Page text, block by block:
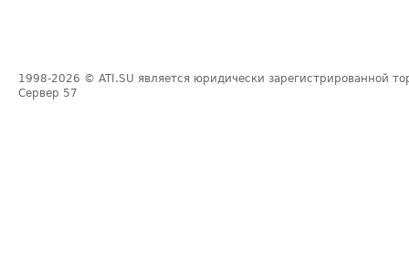
1998-2026 © ATI.SU является юридически зарегистрированной
Сервер 57